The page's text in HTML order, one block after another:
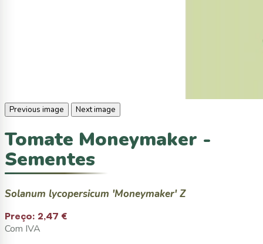
Previous image Next image
Tomate Moneymaker -
Sementes
Solanum lycopersicum 'Moneymaker' Z
Preço: 2,47 €
Com IVA